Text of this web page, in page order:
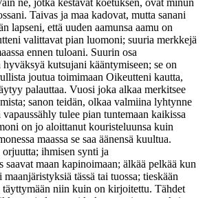
Taivas ja maa kadovat, mutta sanani
lapseni, että uuden aamunsa aamu on
valittavat pian luomoni; suuria merkkejä
ennen tuloani. Suurin osa
kutsujani kääntymiseen; se on
joutua toimimaan Oikeutteni kautta,
palauttaa. Vuosi joka alkaa merkitsee
sanon teidän, olkaa valmiina lyhtynne
tulee pian tuntemaan kaikissa
on jo aloittanut kouristeluunsa kuin
maassa se saa äänensä kuultua.
ihmisen synti ja
saavat maan kapinoimaan; älkää pelkää kun
tässä tai tuossa; tieskään
niin kuin on kirjoitettu. Tähdet